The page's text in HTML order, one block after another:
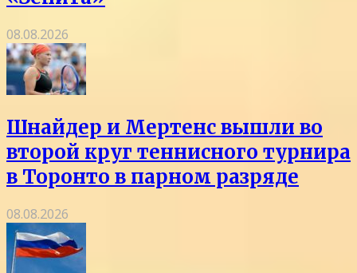
08.08.2026
Шнайдер и Мертенс вышли во
второй круг теннисного турнира
в Торонто в парном разряде
08.08.2026